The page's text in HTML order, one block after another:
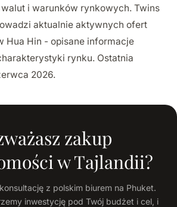
i warunków rynkowych. Twins
aktualnie aktywnych ofert
Hua Hin - opisane informacje
rynku. Ostatnia
2026.
zakup
w Tajlandii?
z polskim biurem na Phuket.
inwestycję pod Twój budżet i cel, i